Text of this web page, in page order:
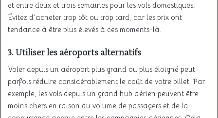
et entre deux et trois semaines pour les vols domestiques.
Évitez d’acheter trop tôt ou trop tard, car les prix ont
tendance à être plus élevés à ces moments-là.
3.Utiliser les aéroports alternatifs
Voler depuis un aéroport plus grand ou plus éloigné peut
parfois réduire considérablement le coût de votre billet. Par
exemple, les vols depuis un grand hub aérien peuvent être
moins chers en raison du volume de passagers et de la